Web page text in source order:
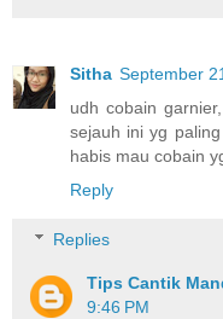
Sitha September
udh cobain
sejauh ini yg
habis mau cobain
Reply
Replies
Tips Cantik
9:46 PM